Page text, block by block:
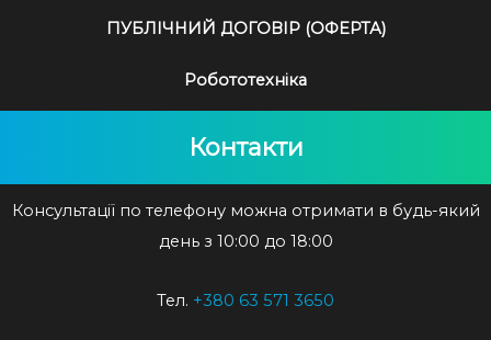
ПУБЛІЧНИЙ ДОГОВІР (ОФЕРТА)
Робототехніка
Контакти
Консультації по телефону можна отримати в будь-який
день з 10:00 до 18:00
Тел. +380 63 571 3650